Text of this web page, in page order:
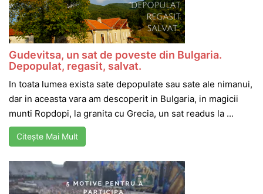
Gudevitsa, un sat de poveste din Bulgaria.
Depopulat, regasit, salvat.
In toata lumea exista sate depopulate sau sate ale nimanui,
dar in aceasta vara am descoperit in Bulgaria, in magicii
munti Ropdopi, la granita cu Grecia, un sat readus la ...
Citește Mai Mult